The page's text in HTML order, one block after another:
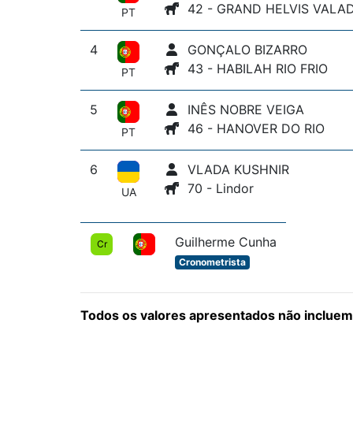
PT
42 - GRAND HELVIS
4
PT
GONÇALO BIZARRO
43 - HABILAH RIO FRIO
5
PT
INÊS NOBRE VEIGA
46 - HANOVER DO RIO
6
UA
VLADA KUSHNIR
70 - Lindor
Cr Guilherme Cunha
Cronometrista
Todos os valores apresentados não